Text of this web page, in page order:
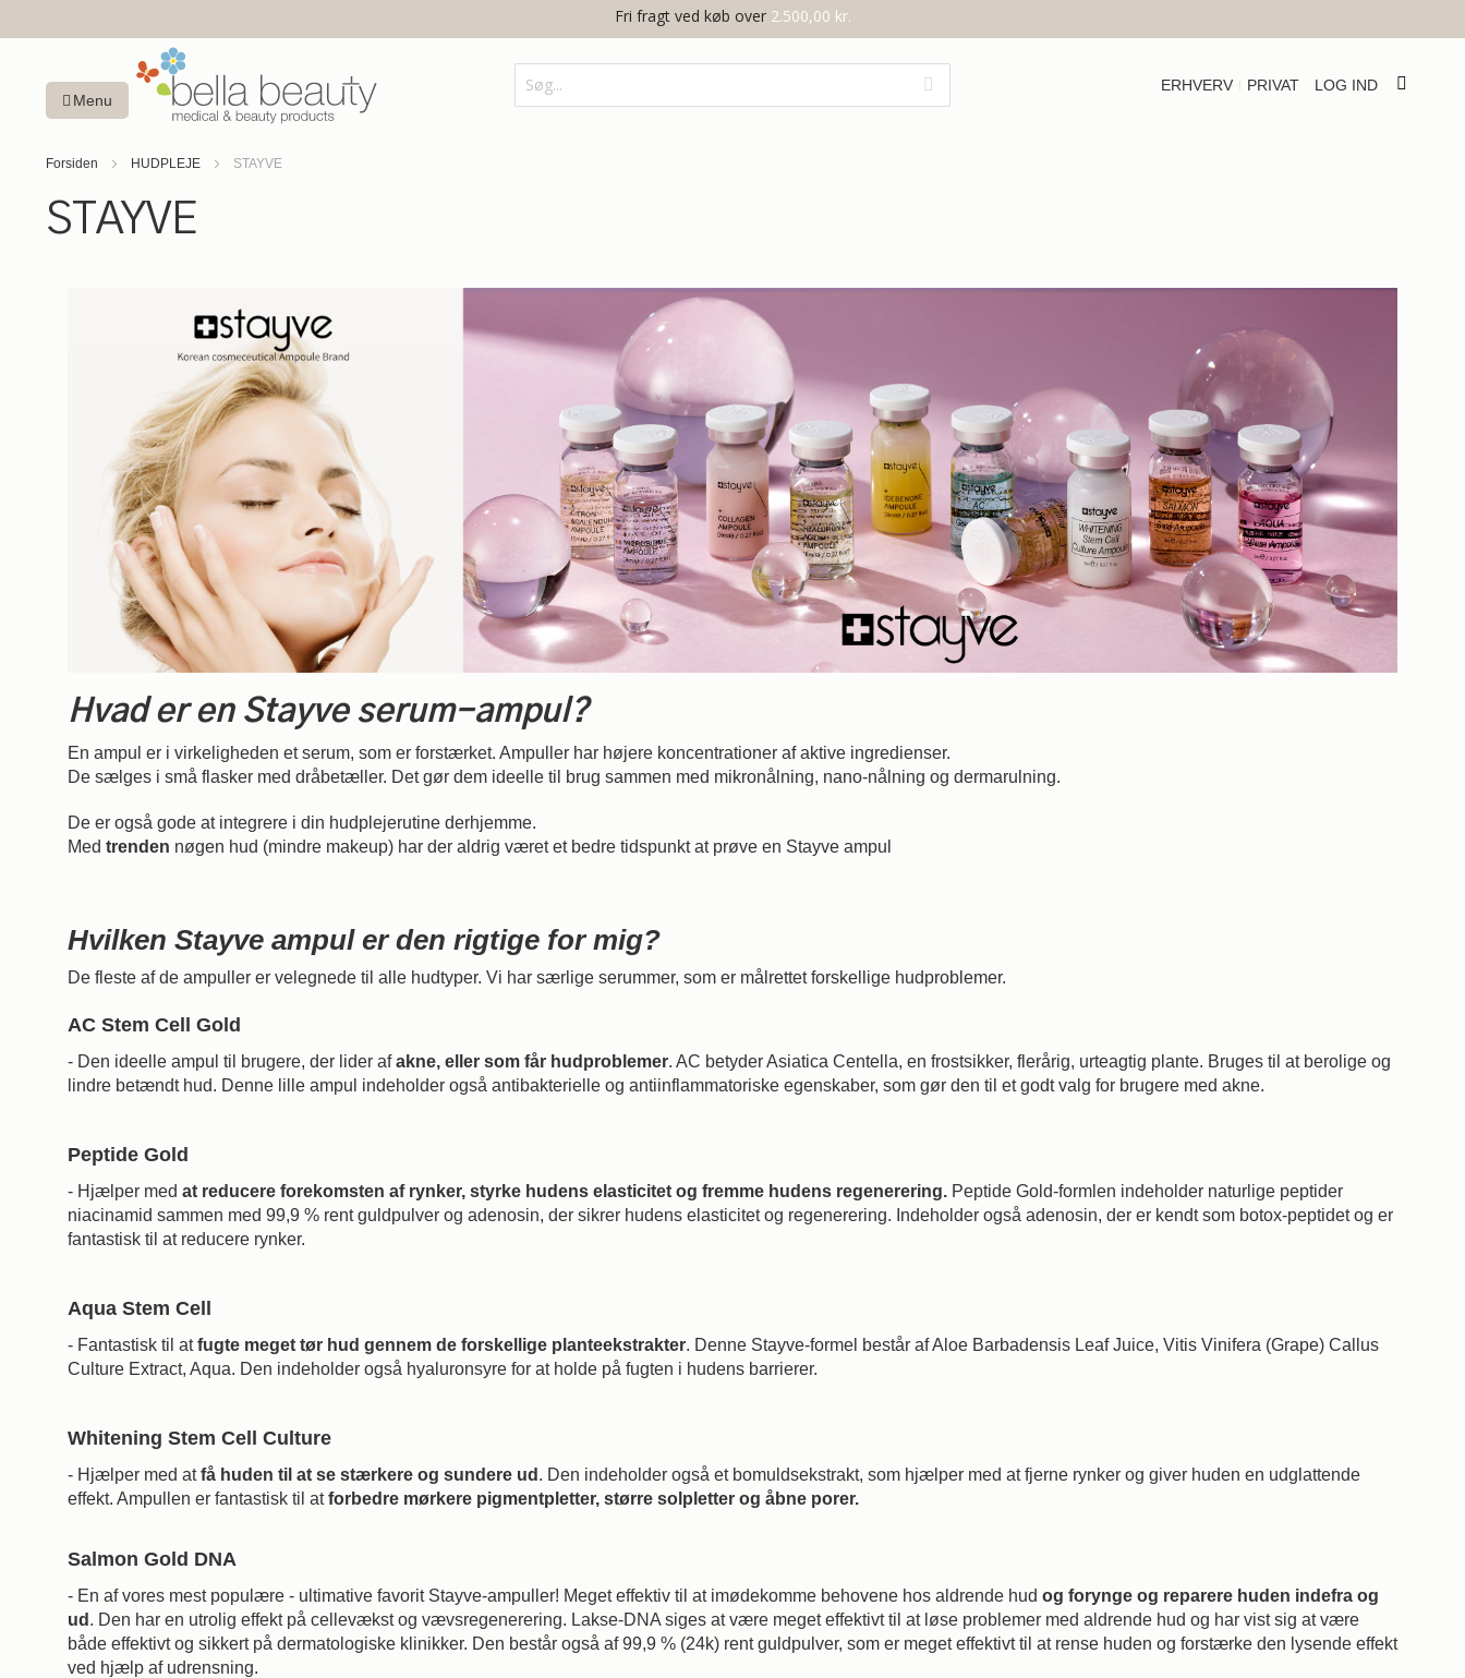
Fri fragt ved køb over 2.500,00 kr.
Menu
LOG IND
ERHVERV PRIVAT
Forsiden HUDPLEJE STAYVE
STAYVE
Hvad er en Stayve serum-ampul?
En ampul er i virkeligheden et serum, som er forstærket. Ampuller har højere koncentrationer af aktive ingredienser.
De sælges i små flasker med dråbetæller. Det gør dem ideelle til brug sammen med mikronålning, nano-nålning og dermarulning.
De er også gode at integrere i din hudplejerutine derhjemme.
Med trenden nøgen hud (mindre makeup) har der aldrig været et bedre tidspunkt at prøve en Stayve ampul
Hvilken Stayve ampul er den rigtige for mig?
De fleste af de ampuller er velegnede til alle hudtyper. Vi har særlige serummer, som er målrettet forskellige hudproblemer.
AC Stem Cell Gold
- Den ideelle ampul til brugere, der lider afakne, eller som får hudproblemer. AC betyder Asiatica Centella, en frostsikker, flerårig, urteagtig plante. Bruges til at berolige og
lindre betændt hud. Denne lille ampul indeholder også antibakterielle og antiinflammatoriske egenskaber, som gør den til et godt valg for brugere med akne.
Peptide Gold
- Hjælper med at reducere forekomsten af rynker, styrke hudens elasticitet og fremme hudens regenerering.Peptide Gold-formlen indeholder naturlige peptider
niacinamid sammen med 99,9 % rent guldpulver og adenosin, der sikrer hudens elasticitet og regenerering. Indeholder også adenosin, der er kendt som botox-peptidet og er
fantastisk til at reducere rynker.
Aqua Stem Cell
- Fantastisk til atfugte meget tør hud gennem de forskellige planteekstrakter. Denne Stayve-formel består af Aloe Barbadensis Leaf Juice, Vitis Vinifera (Grape) Callus
Culture Extract, Aqua. Den indeholder også hyaluronsyre for at holde på fugten i hudens barrierer.
Whitening Stem Cell Culture
- Hjælper med atfå huden til at se stærkere og sundere ud . Den indeholder også et bomuldsekstrakt, som hjælper med at fjerne rynker og giver huden en udglattende
effekt. Ampullen er fantastisk til atforbedre mørkere pigmentpletter, større solpletter og åbne porer.
Salmon Gold DNA
- En af vores mest populære - ultimative favorit Stayve-ampuller! Meget effektiv til at imødekomme behovene hos aldrende hud og forynge og reparere huden indefra og
ud . Den har en utrolig effekt på cellevækst og vævsregenerering. Lakse-DNA siges at være meget effektivt til at løse problemer med aldrende hud og har vist sig at være
både effektivt og sikkert på dermatologiske klinikker. Den består også af 99,9 % (24k) rent guldpulver, som er meget effektivt til at rense huden og forstærke den lysende effekt
ved hjælp af udrensning.